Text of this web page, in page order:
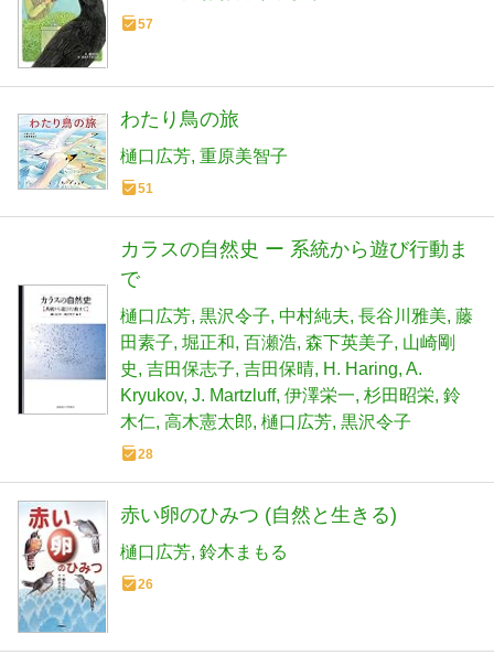
57
わたり鳥の旅
樋口広芳 重原美智子
51
カラスの自然史 ー 系統から遊び行動ま
で
樋口広芳 黒沢令子 中村純夫 長谷川雅美 藤
田素子 堀正和 百瀬浩 森下英美子 山崎剛
史 吉田保志子 吉田保晴 H. Haring A.
Kryukov J. Martzluff 伊澤栄一 杉田昭栄 鈴
木仁 高木憲太郎 樋口広芳 黒沢令子
28
赤い卵のひみつ (自然と生きる)
樋口広芳 鈴木まもる
26